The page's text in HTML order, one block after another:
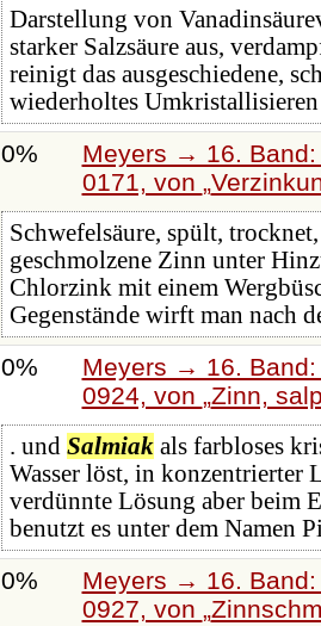
Darstellung von
starker Salzsäure aus,
reinigt das ausgeschiedene,
wiederholtes Umkristallisieren
0%
Meyers → 16.
0171, von
Schwefelsäure, spült,
geschmolzene Zinn unter
Chlorzink mit einem
Gegenstände wirft man nach
0%
Meyers → 16.
0924, von Zinn,
. und Salmiakals farbloses
Wasser löst, in konzentrierter
verdünnte Lösung aber beim
benutzt es unter dem Namen
0%
Meyers → 16.
0927, von